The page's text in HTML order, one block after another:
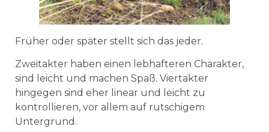
Früher oder später stellt sich das jeder.
Zweitakter haben einen lebhafteren Charakter,
sind leicht und machen Spaß. Viertakter
hingegen sind eher linear und leicht zu
kontrollieren, vor allem auf rutschigem
Untergrund.